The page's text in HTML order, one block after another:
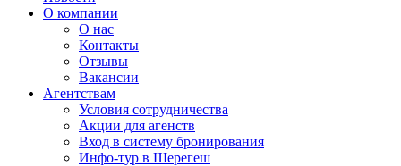
О компании
О нас
Контакты
Отзывы
Вакансии
Агентствам
Условия сотрудничества
Акции для агенств
Вход в систему бронирования
Инфо-тур в Шерегеш